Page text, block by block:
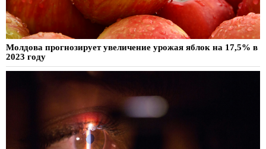
Молдова прогнозирует увеличение урожая яблок на 17,5% в
2023 году